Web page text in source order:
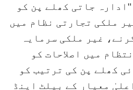
جاتی کھلے پن کو
ملکی تجارتی نظام میں
غیر ملکی سرمایہ
میں اصلاحات کو
کھلے پن کی ترتیب کو
معیار کے بیلٹ اینڈ